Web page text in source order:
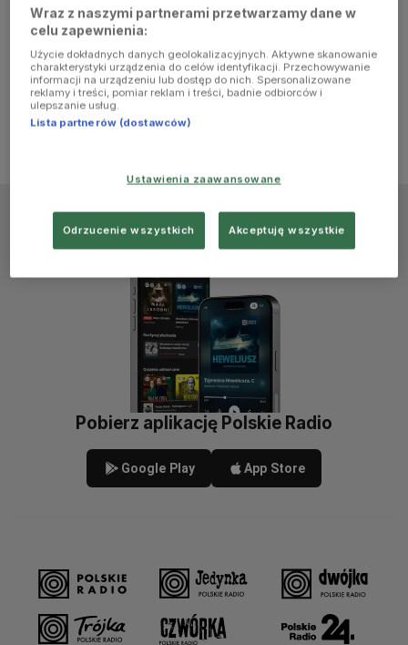
console for
more
information)
Pobierz aplikację Polskie Radio
Google Play App Store
Wraz z naszymi partnerami przetwarzamy dane w
celu zapewnienia:
Użycie dokładnych danych geolokalizacyjnych. Aktywne skanowanie
charakterystyki urządzenia do celów identyfikacji. Przechowywanie
informacji na urządzeniu lub dostęp do nich. Spersonalizowane
reklamy i treści, pomiar reklam i treści, badnie odbiorców i
ulepszanie usług.
Lista partnerów (dostawców)
Ustawienia zaawansowane
Odrzucenie wszystkich Akceptuję wszystkie